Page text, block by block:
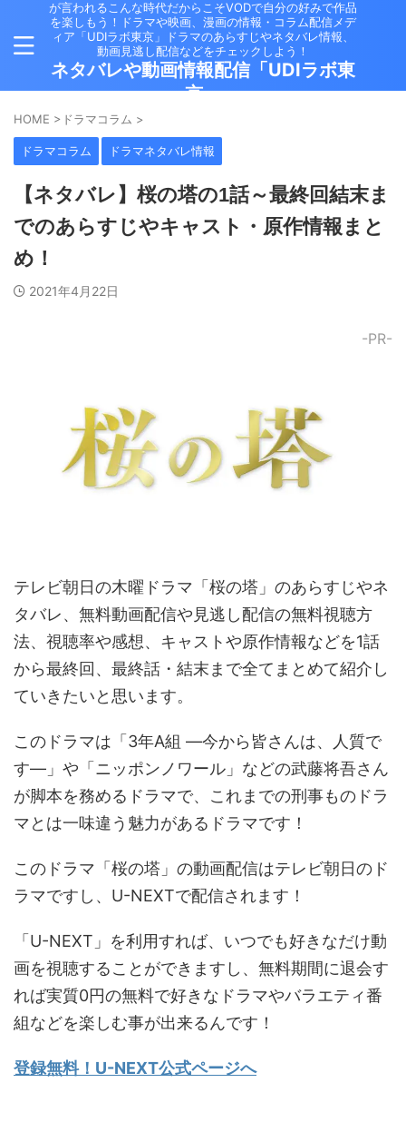
が言われるこんな時代だからこそVODで自分の好みで作品
を楽しもう！ドラマや映画、漫画の情報・コラム配信メデ
ィア「UDIラボ東京」ドラマのあらすじやネタバレ情報、
動画見逃し配信などをチェックしよう！
ネタバレや動画情報配信「UDIラボ東
京」
HOME > ドラマコラム >
ドラマコラム ドラマネタバレ情報
【ネタバレ】桜の塔の1話～最終回結末ま
でのあらすじやキャスト・原作情報まと
め！
2021年4月22日
-PR-
テレビ朝日の木曜ドラマ「桜の塔」のあらすじやネ
タバレ、無料動画配信や見逃し配信の無料視聴方
法、視聴率や感想、キャストや原作情報などを1話
から最終回、最終話・結末まで全てまとめて紹介し
ていきたいと思います。
このドラマは「3年A組 ―今から皆さんは、人質で
す―」や「ニッポンノワール」などの武藤将吾さん
が脚本を務めるドラマで、これまでの刑事ものドラ
マとは一味違う魅力があるドラマです！
このドラマ「桜の塔」の動画配信はテレビ朝日のド
ラマですし、U-NEXTで配信されます！
「U-NEXT」を利用すれば、いつでも好きなだけ動
画を視聴することができますし、無料期間に退会す
れば実質0円の無料で好きなドラマやバラエティ番
組などを楽しむ事が出来るんです！
登録無料！U-NEXT公式ページへ